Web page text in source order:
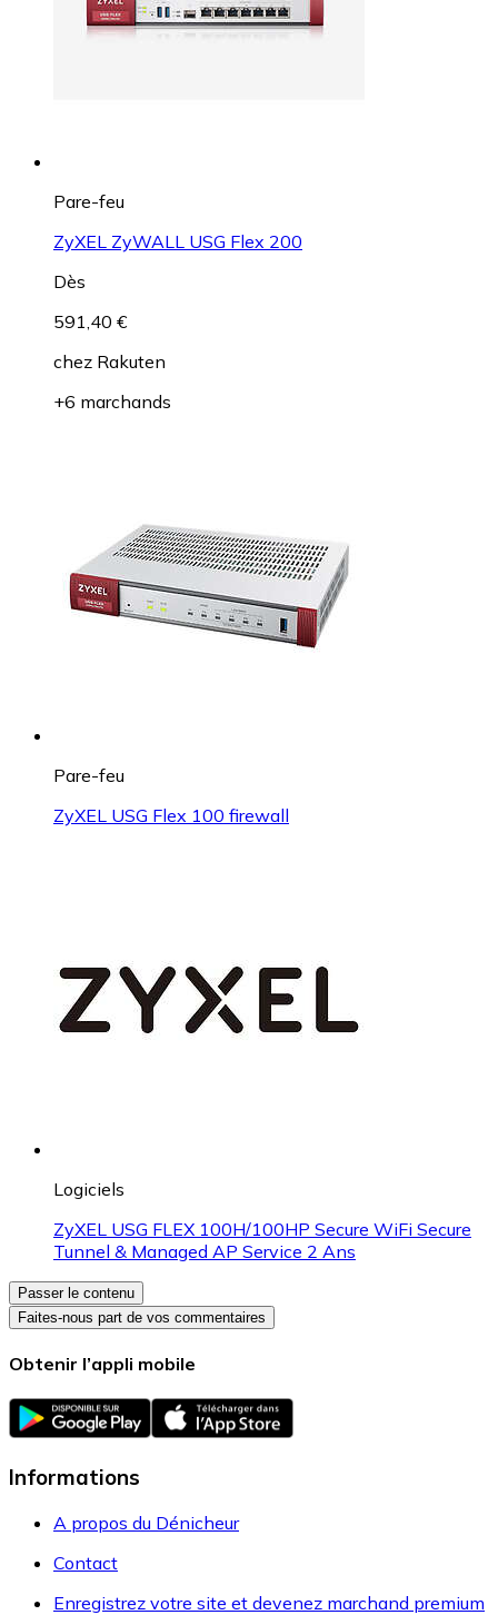
Pare-feu
ZyXEL ZyWALL USG Flex 200
Dès
591,40 €
chez Rakuten
+6 marchands
Pare-feu
ZyXEL USG Flex 100 firewall
Logiciels
ZyXEL USG FLEX 100H/100HP Secure WiFi Secure
Tunnel & Managed AP Service 2 Ans
Passer le contenu
Faites-nous part de vos commentaires
Obtenir l’appli mobile
Informations
A propos du Dénicheur
Contact
Enregistrez votre site et devenez marchand premium